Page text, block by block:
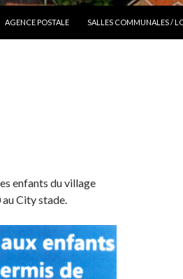
AGENCE POSTALE SALLES COMMUNALES /
enfants du village
au City stade.